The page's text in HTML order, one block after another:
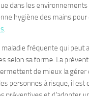
dans les environnements
hygiène des mains pour
.
fréquente qui peut
selon sa forme. La
de mieux la gérer
personnes à risque, il est